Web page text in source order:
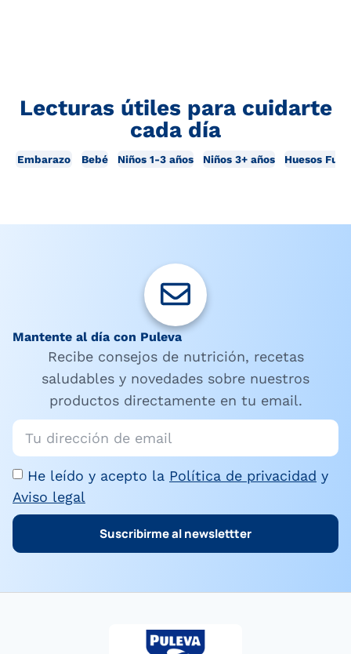
Lecturas útiles para cuidarte
cada día
Embarazo Bebé Niños 1-3 años Niños 3+ años Huesos
Mantente al día con Puleva
Recibe consejos de nutrición, recetas
saludables y novedades sobre nuestros
productos directamente en tu email.
He leído y acepto la Política de privacidad y
Aviso legal
Suscribirme al newslettter